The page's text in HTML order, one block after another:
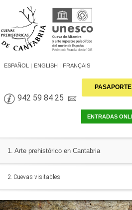
ESPAÑOL ENGLISH FRANÇAIS
942 59 84 25
1. Arte prehistórico en Cantabria
2. Cuevas visitables